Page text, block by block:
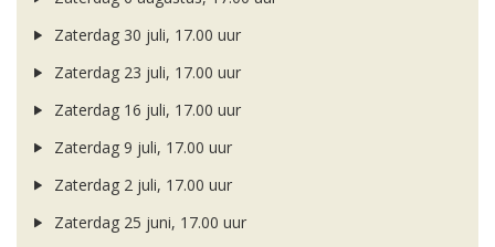
Zaterdag 30 juli, 17.00 uur
Zaterdag 23 juli, 17.00 uur
Zaterdag 16 juli, 17.00 uur
Zaterdag 9 juli, 17.00 uur
Zaterdag 2 juli, 17.00 uur
Zaterdag 25 juni, 17.00 uur